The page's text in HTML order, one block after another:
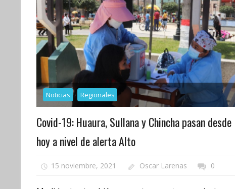
Noticias Regionales
Covid-19: Huaura, Sullana y Chincha pasan desde
hoy a nivel de alerta Alto
15 noviembre, 2021 Oscar Larenas 0